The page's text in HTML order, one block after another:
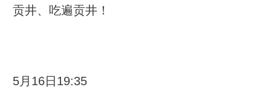
贡井、吃遍贡井！
5月16日19:35